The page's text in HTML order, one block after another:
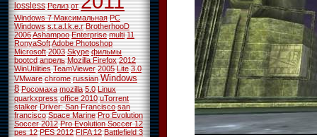
lossless Релиз от
Windows 7 Максимальная PC
Windows s.t.a.l.k.e.r BrotherhooD
2006Ashampoo Enterprise multi 11
RonyaSoftAdobe Photoshop
Microsoft 2003 Skype фильмы
bootcd апрель Mozilla Firefox 2012
WinUtilities TeamViewer 2005 Lite 3.0
VMware chrome russian Windows
8 Росомаха mozilla 5.0 Linux
quarkxpress office 2010 uTorrent
stalker Driver: San Francisco san
francisco Space Marine Pro Evolution
Soccer 2012 Pro Evolution Soccer 12
pes 12 PES 2012 FIFA 12 Battlefield 3